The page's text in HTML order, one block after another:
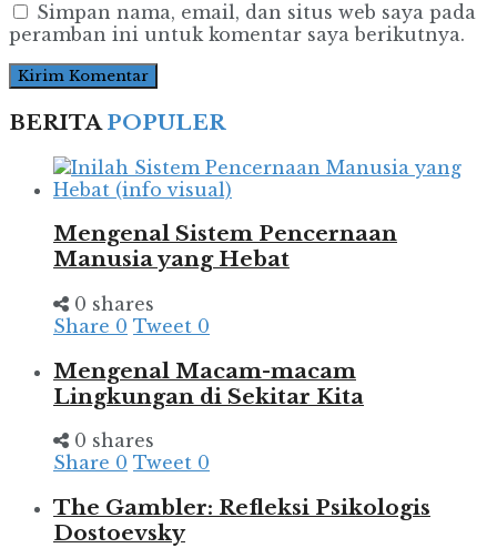
Simpan nama, email, dan situs web saya pada
peramban ini untuk komentar saya berikutnya.
BERITAPOPULER
Mengenal Sistem Pencernaan
Manusia yang Hebat
0 shares
Share 0 Tweet 0
Mengenal Macam-macam
Lingkungan di Sekitar Kita
0 shares
Share 0 Tweet 0
The Gambler: Refleksi Psikologis
Dostoevsky